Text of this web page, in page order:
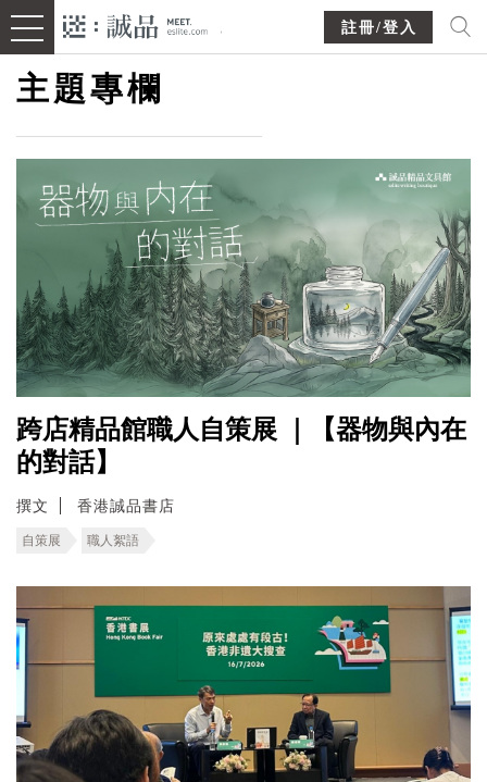
註冊/登入
主題專欄
跨店精品館職人自策展 ｜【器物與內在
的對話】
撰文 香港誠品書店
自策展 職人絮語